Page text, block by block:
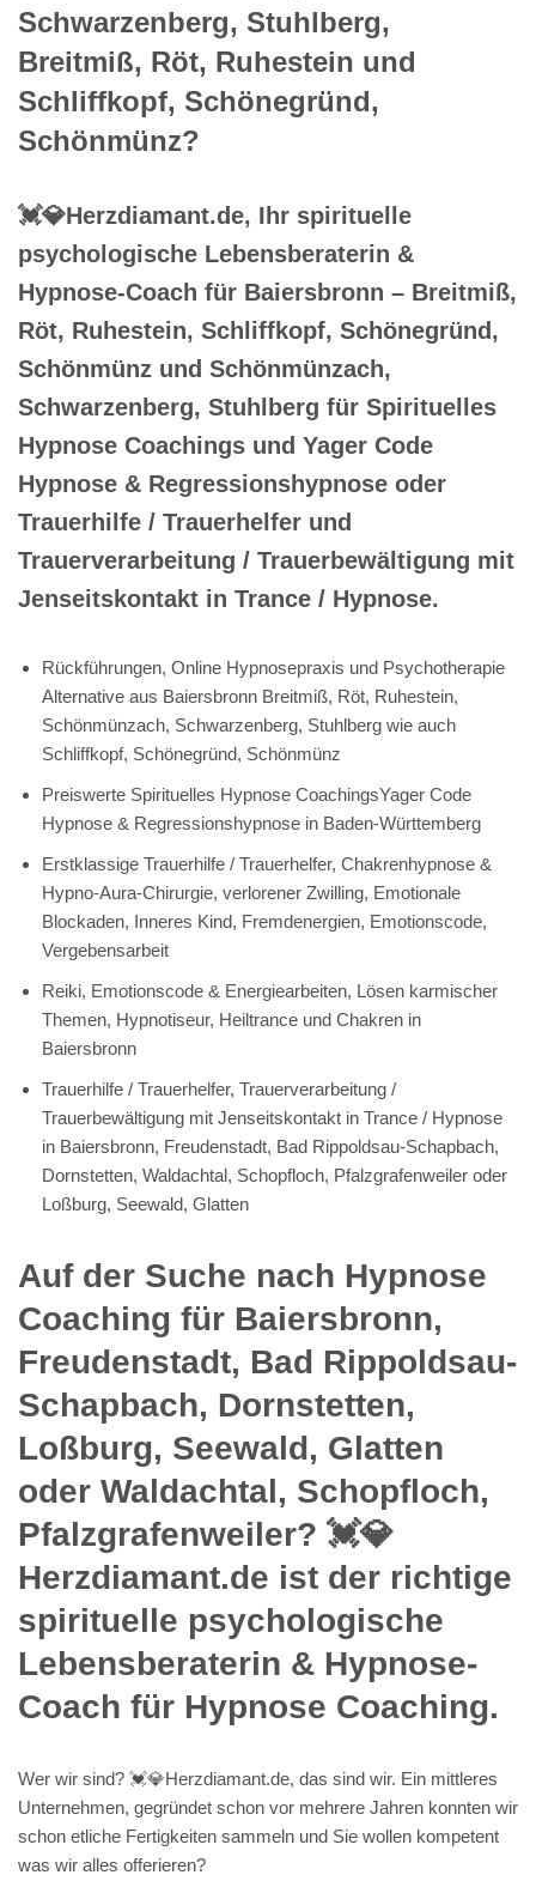
Schwarzenberg, Stuhlberg,
Breitmiß, Röt, Ruhestein und
Schliffkopf, Schönegründ,
Schönmünz?
💓️💎Herzdiamant.de, Ihr spirituelle
psychologische Lebensberaterin &
Hypnose-Coach für Baiersbronn – Breitmiß,
Röt, Ruhestein, Schliffkopf, Schönegründ,
Schönmünz und Schönmünzach,
Schwarzenberg, Stuhlberg für Spirituelles
Hypnose Coachings und Yager Code
Hypnose & Regressionshypnose oder
Trauerhilfe / Trauerhelfer und
Trauerverarbeitung / Trauerbewältigung mit
Jenseitskontakt in Trance / Hypnose.
Rückführungen, Online Hypnosepraxis und Psychotherapie
Alternative aus Baiersbronn Breitmiß, Röt, Ruhestein,
Schönmünzach, Schwarzenberg, Stuhlberg wie auch
Schliffkopf, Schönegründ, Schönmünz
Preiswerte Spirituelles Hypnose CoachingsYager Code
Hypnose & Regressionshypnose in Baden-Württemberg
Erstklassige Trauerhilfe / Trauerhelfer, Chakrenhypnose &
Hypno-Aura-Chirurgie, verlorener Zwilling, Emotionale
Blockaden, Inneres Kind, Fremdenergien, Emotionscode,
Vergebensarbeit
Reiki, Emotionscode & Energiearbeiten, Lösen karmischer
Themen, Hypnotiseur, Heiltrance und Chakren in
Baiersbronn
Trauerhilfe / Trauerhelfer, Trauerverarbeitung /
Trauerbewältigung mit Jenseitskontakt in Trance / Hypnose
in Baiersbronn, Freudenstadt, Bad Rippoldsau-Schapbach,
Dornstetten, Waldachtal, Schopfloch, Pfalzgrafenweiler oder
Loßburg, Seewald, Glatten
Auf der Suche nach Hypnose
Coaching für Baiersbronn,
Freudenstadt, Bad Rippoldsau-
Schapbach, Dornstetten,
Loßburg, Seewald, Glatten
oder Waldachtal, Schopfloch,
Pfalzgrafenweiler? 💓️💎
Herzdiamant.de ist der richtige
spirituelle psychologische
Lebensberaterin & Hypnose-
Coach für Hypnose Coaching.
Wer wir sind? 💓️💎Herzdiamant.de, das sind wir. Ein mittleres
Unternehmen, gegründet schon vor mehrere Jahren konnten wir
schon etliche Fertigkeiten sammeln und Sie wollen kompetent
was wir alles offerieren?